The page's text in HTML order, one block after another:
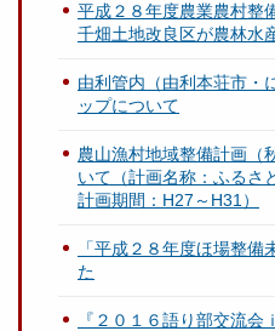
平成２８年度農業農村整
千畑土地改良区が農林水
由利管内（由利本荘市
ップについて
農山漁村地域整備計画（
いて（計画名称：ふる
計画期間：H27～H31）
「平成２８年度ほ場整
た
『２０１６語り部交流